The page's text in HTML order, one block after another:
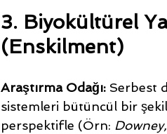
3. Biyokültürel
(Enskilment)
Araştırma Odağı: Serbest
sistemleri bütüncül bir
perspektifle (Örn: